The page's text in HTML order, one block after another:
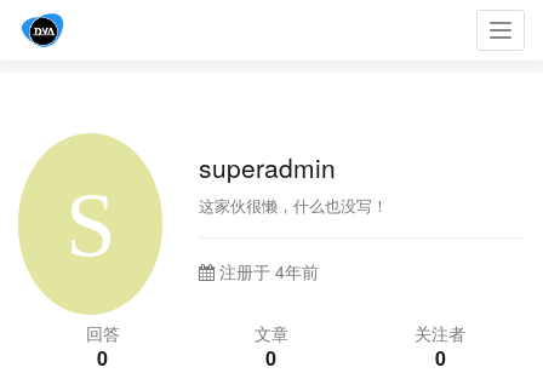
superadmin
这家伙很懒，什么也没写！
注册于 4年前
回答
0
文章
0
关注者
0